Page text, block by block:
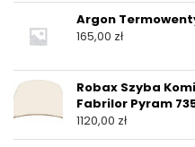
Argon
165,00 zł
Robax Szyba
Fabrilor Pyram
1120,00 zł